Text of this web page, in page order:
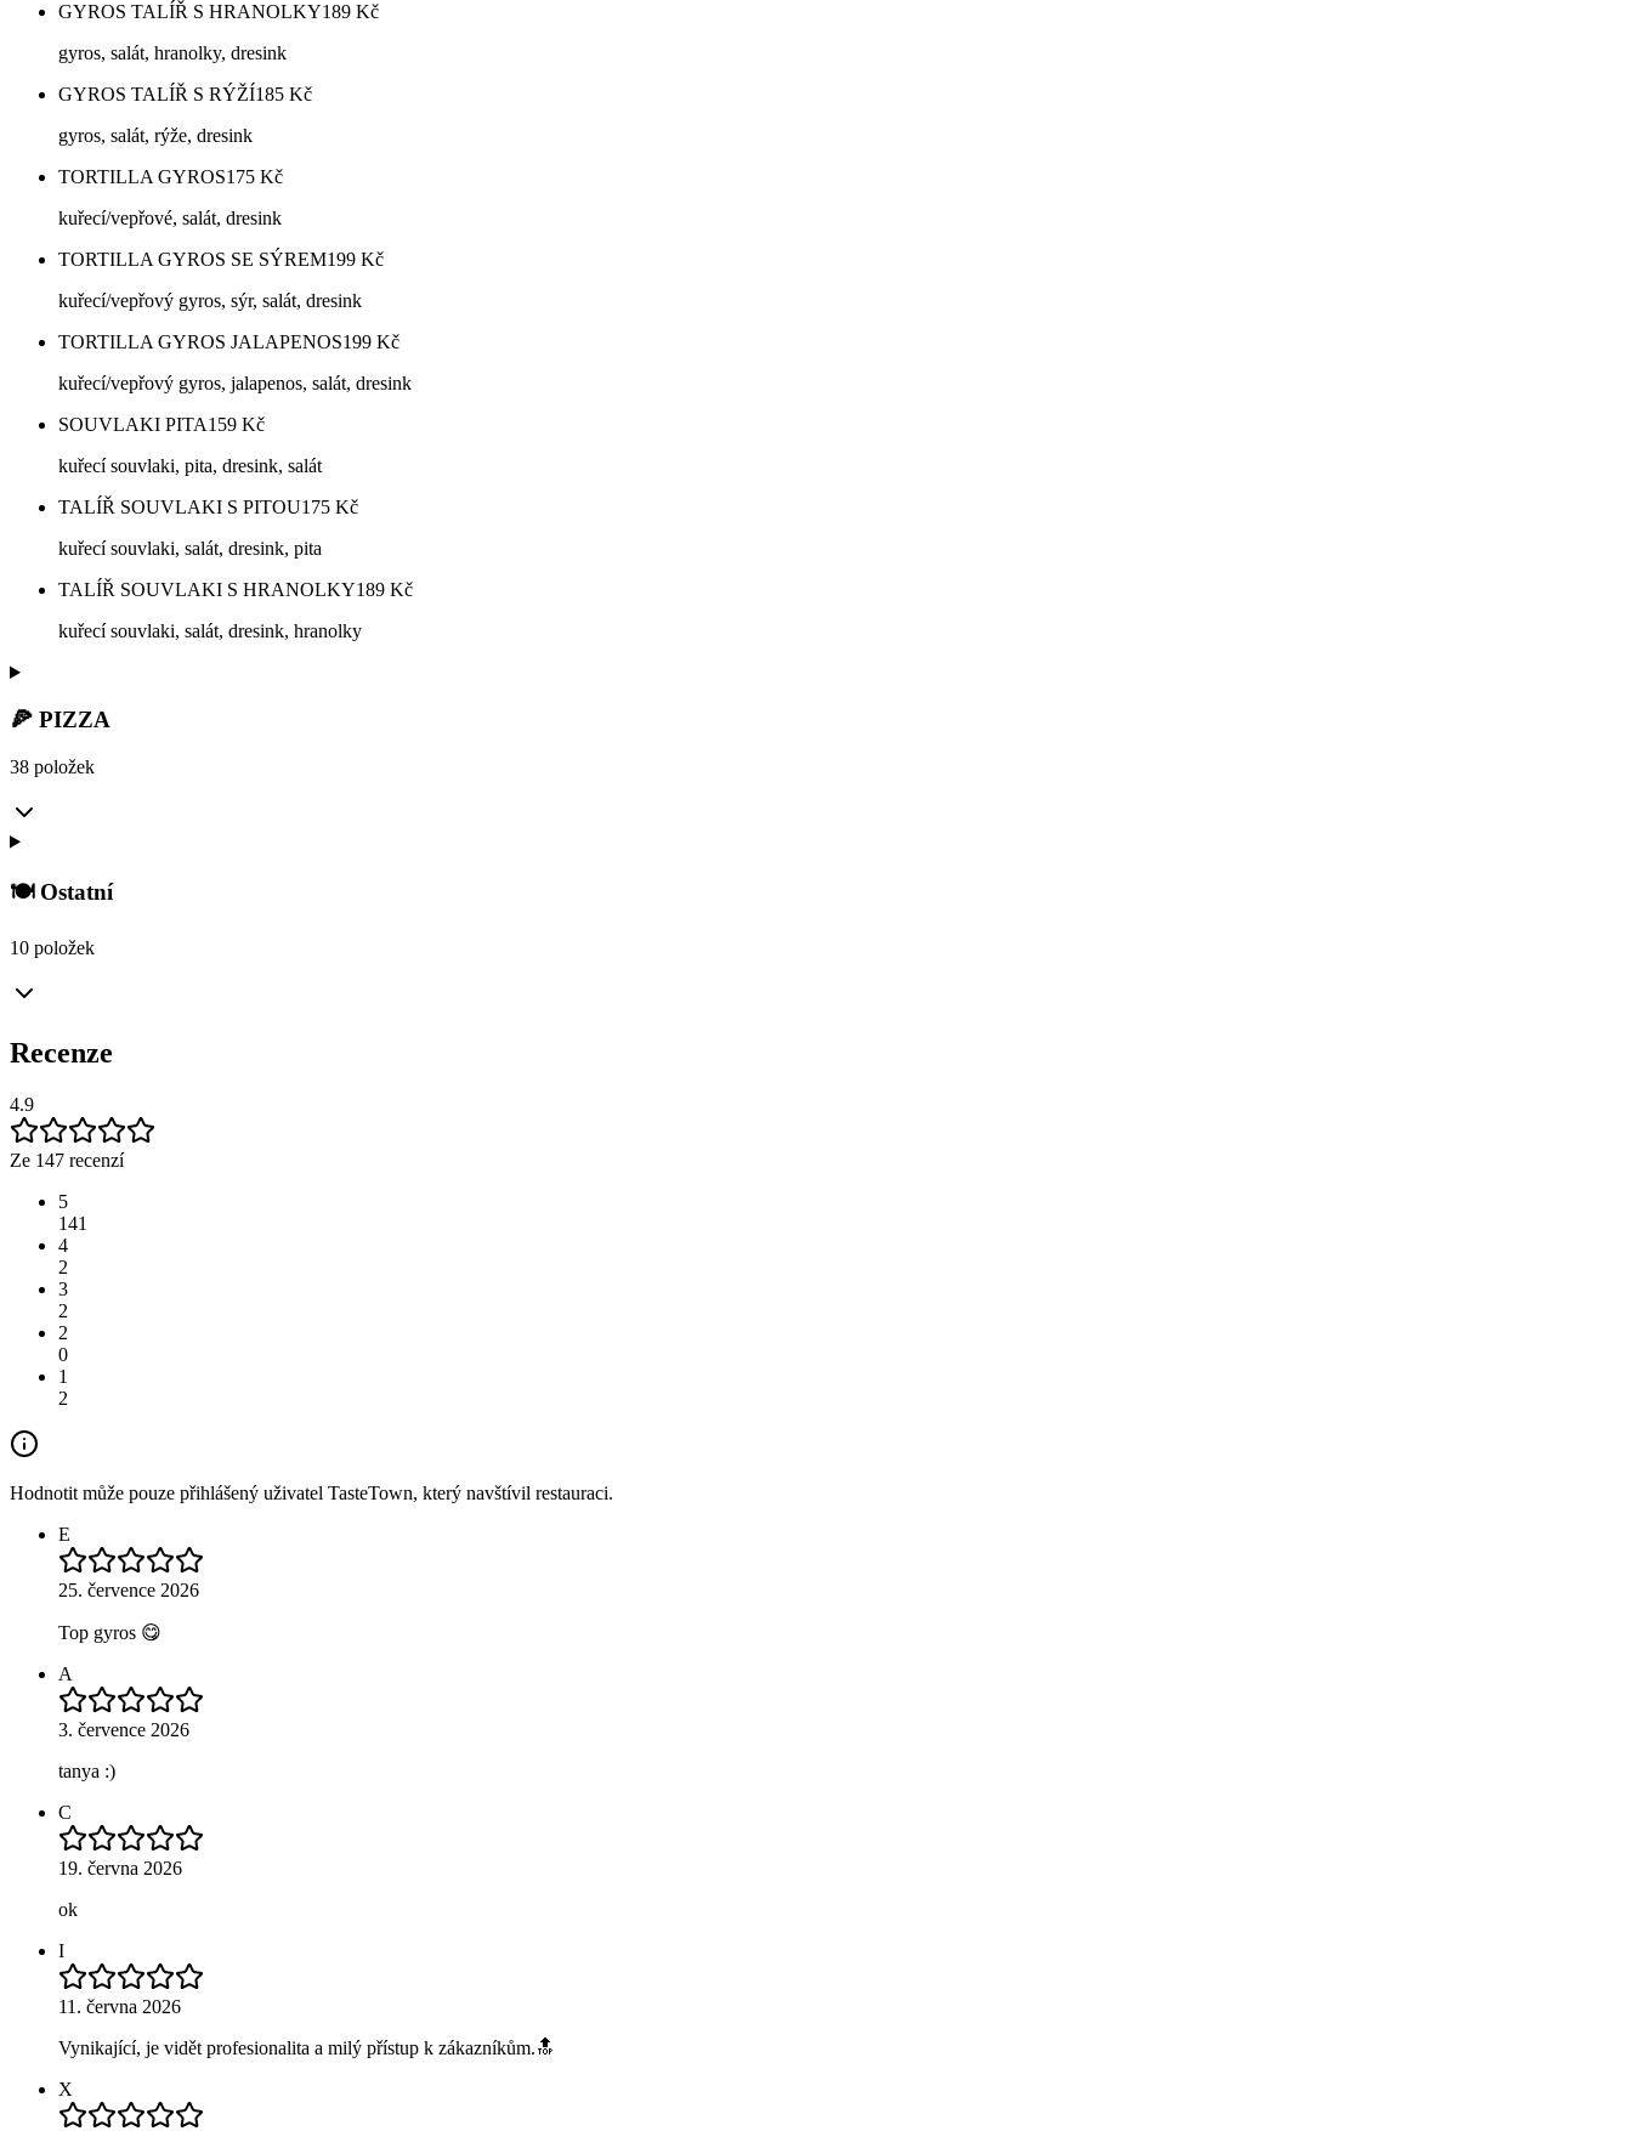
GYROS TALÍŘ S HRANOLKY189 Kč
gyros, salát, hranolky, dresink
GYROS TALÍŘ S RÝŽÍ185 Kč
gyros, salát, rýže, dresink
TORTILLA GYROS175 Kč
kuřecí/vepřové, salát, dresink
TORTILLA GYROS SE SÝREM199 Kč
kuřecí/vepřový gyros, sýr, salát, dresink
TORTILLA GYROS JALAPENOS199 Kč
kuřecí/vepřový gyros, jalapenos, salát, dresink
SOUVLAKI PITA159 Kč
kuřecí souvlaki, pita, dresink, salát
TALÍŘ SOUVLAKI S PITOU175 Kč
kuřecí souvlaki, salát, dresink, pita
TALÍŘ SOUVLAKI S HRANOLKY189 Kč
kuřecí souvlaki, salát, dresink, hranolky
🍕 PIZZA
38 položek
🍽️ Ostatní
10 položek
Recenze
4.9
Ze 147 recenzí
5
141
4
2
3
2
2
0
1
2
Hodnotit může pouze přihlášený uživatel TasteTown, který navštívil restauraci.
E
25. července 2026
Top gyros 😋
A
3. července 2026
tanya :)
C
19. června 2026
ok
I
11. června 2026
Vynikající, je vidět profesionalita a milý přístup k zákazníkům.🔝
X